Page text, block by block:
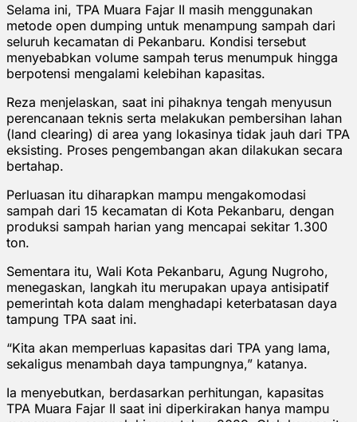
Selama ini, TPA Muara Fajar II masih menggunakan
metode open dumping untuk menampung sampah dari
seluruh kecamatan di Pekanbaru. Kondisi tersebut
menyebabkan volume sampah terus menumpuk hingga
berpotensi mengalami kelebihan kapasitas.
Reza menjelaskan, saat ini pihaknya tengah menyusun
perencanaan teknis serta melakukan pembersihan lahan
(land clearing) di area yang lokasinya tidak jauh dari TPA
eksisting. Proses pengembangan akan dilakukan secara
bertahap.
Perluasan itu diharapkan mampu mengakomodasi
sampah dari 15 kecamatan di Kota Pekanbaru, dengan
produksi sampah harian yang mencapai sekitar 1.300
ton.
Sementara itu, Wali Kota Pekanbaru, Agung Nugroho,
menegaskan, langkah itu merupakan upaya antisipatif
pemerintah kota dalam menghadapi keterbatasan daya
tampung TPA saat ini.
“Kita akan memperluas kapasitas dari TPA yang lama,
sekaligus menambah daya tampungnya,” katanya.
Ia menyebutkan, berdasarkan perhitungan, kapasitas
TPA Muara Fajar II saat ini diperkirakan hanya mampu